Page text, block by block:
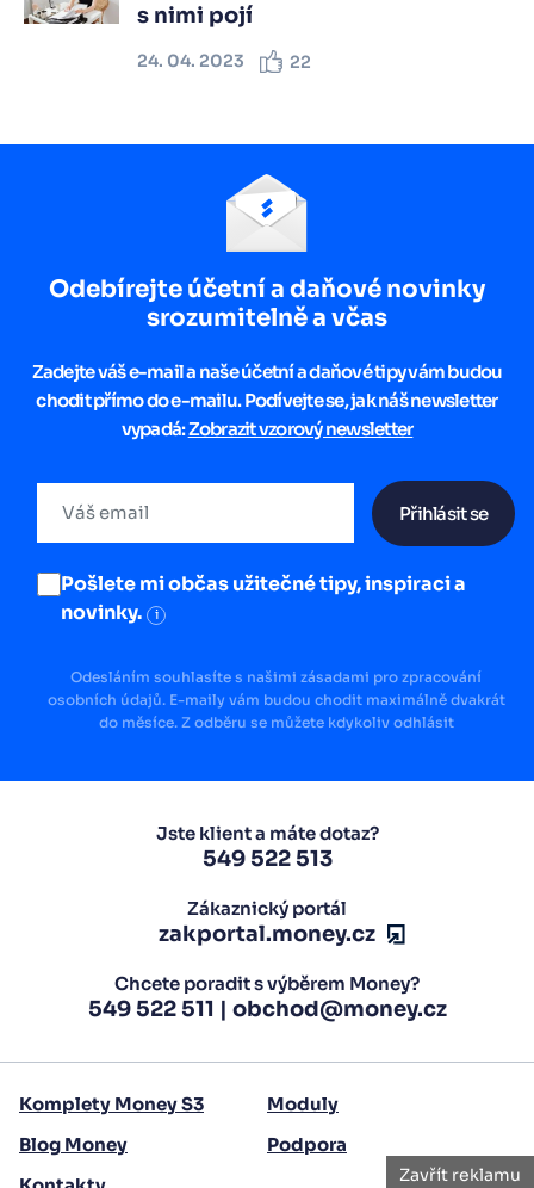
s nimi pojí
24. 04. 2023 22
Zavřít reklamu
Odebírejte účetní a daňové novinky
srozumitelně a včas
Zadejte váš e-mail a naše účetní a daňové tipy vám budou
chodit přímo do e-mailu. Podívejte se, jak náš newsletter
vypadá:Zobrazit vzorový newsletter
Přihlásit se
Pošlete mi občas užitečné tipy, inspiraci a
novinky.
i
Odesláním souhlasíte s našimi zásadami pro zpracování
osobních údajů. E-maily vám budou chodit maximálně dvakrát
do měsíce. Z odběru se můžete kdykoliv odhlásit
Jste klient a máte dotaz?
549 522 513
Zákaznický portál
zakportal.money.cz
Chcete poradit s výběrem Money?
549 522 511 | obchod@money.cz
Komplety Money S3
Moduly
Blog Money
Podpora